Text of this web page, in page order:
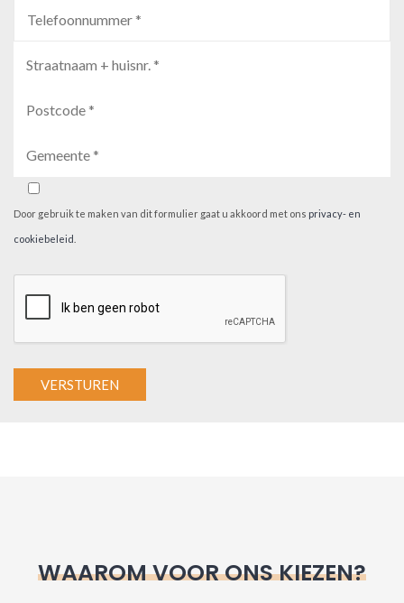
Door gebruik te maken van dit formulier gaat u akkoord met ons privacy- en
cookiebeleid
WAAROM VOOR ONS KIEZEN?